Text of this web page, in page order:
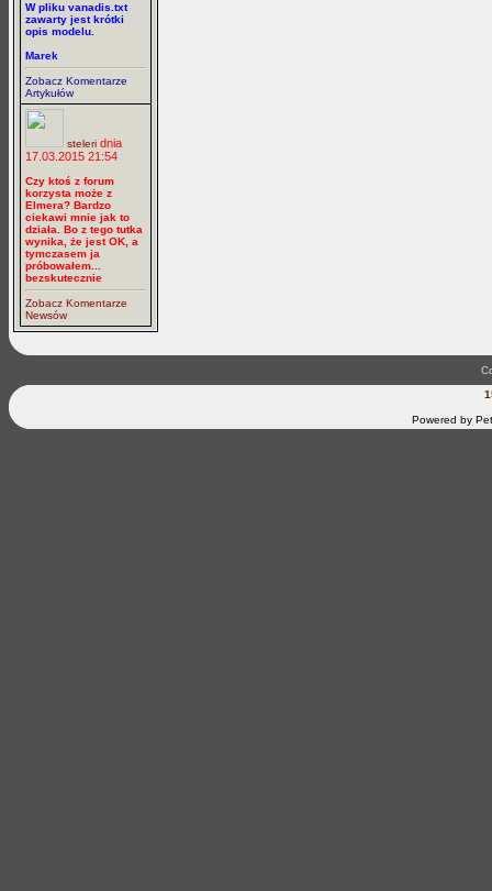
W pliku vanadis.txt
zawarty jest krótki
opis modelu.
Marek
Zobacz Komentarze
Artykułów
steleri dnia
17.03.2015 21:54
Czy ktoś z forum
korzysta może z
Elmera? Bardzo
ciekawi mnie jak to
działa. Bo z tego tutka
wynika, że jest OK, a
tymczasem ja
próbowałem...
bezskutecznie
Zobacz Komentarze
Newsów
Powered by